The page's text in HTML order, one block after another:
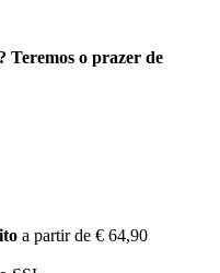
Teremos o prazer de
a partir de € 64,90